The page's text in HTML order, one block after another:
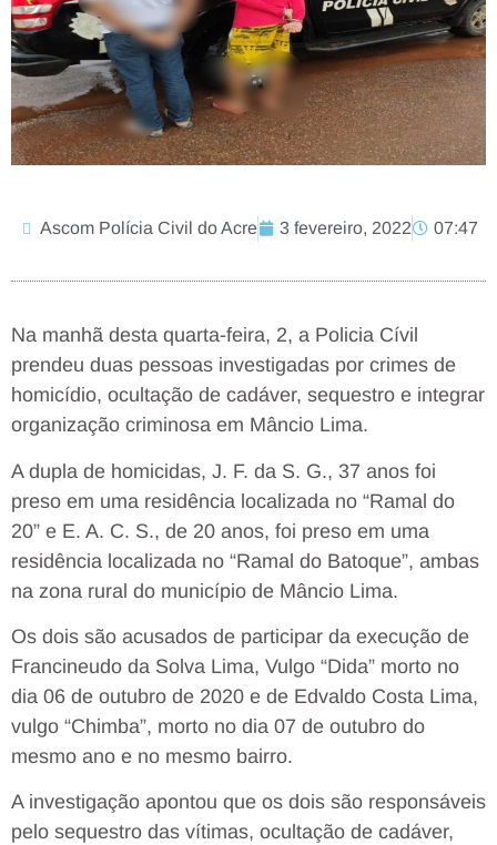
Ascom Polícia Civil do Acre 3 fevereiro, 2022 07:47
Na manhã desta quarta-feira, 2, a Policia Cívil
prendeu duas pessoas investigadas por crimes de
homicídio, ocultação de cadáver, sequestro e integrar
organização criminosa em Mâncio Lima.
A dupla de homicidas, J. F. da S. G., 37 anos foi
preso em uma residência localizada no “Ramal do
20” e E. A. C. S., de 20 anos, foi preso em uma
residência localizada no “Ramal do Batoque”, ambas
na zona rural do município de Mâncio Lima.
Os dois são acusados de participar da execução de
Francineudo da Solva Lima, Vulgo “Dida” morto no
dia 06 de outubro de 2020 e de Edvaldo Costa Lima,
vulgo “Chimba”, morto no dia 07 de outubro do
mesmo ano e no mesmo bairro.
A investigação apontou que os dois são responsáveis
pelo sequestro das vítimas, ocultação de cadáver,